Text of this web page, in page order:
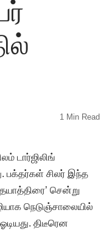
1 Min Read
டார்ஜிலிங்
பக்தர்கள் சிலர் இந்த
சென்று
நெடுஞ்சாலையில்
திடீரென